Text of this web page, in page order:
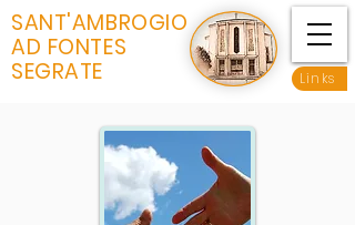
Links
SANT'AMBROGIO
AD FONTES
SEGRATE